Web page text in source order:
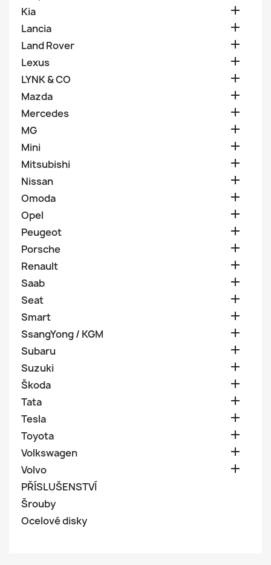
Kia 
Lancia 
Land Rover 
Lexus 
LYNK & CO 
Mazda 
Mercedes 
MG 
Mini 
Mitsubishi 
Nissan 
Omoda 
Opel 
Peugeot 
Porsche 
Renault 
Saab 
Seat 
Smart 
SsangYong / KGM 
Subaru 
Suzuki 
Škoda 
Tata 
Tesla 
Toyota 
Volkswagen 
Volvo 
PŘÍSLUŠENSTVÍ
Šrouby
Ocelové disky